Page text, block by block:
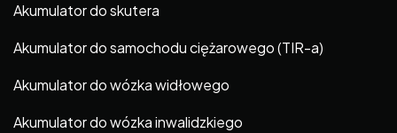
Akumulator do skutera
Akumulator do samochodu ciężarowego (TIR-a)
Akumulator do wózka widłowego
Akumulator do wózka inwalidzkiego